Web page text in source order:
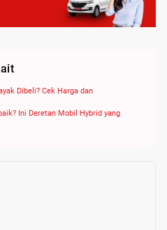
Dibeli? Cek Harga dan
Ini Deretan Mobil Hybrid yang